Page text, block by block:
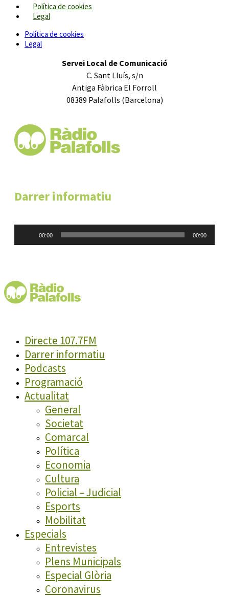
Política de cookies
Legal
Política de cookies
Legal
Servei Local de Comunicació
C. Sant Lluís, s/n
Antiga Fàbrica El Forroll
08389 Palafolls (Barcelona)
Darrer informatiu
00:00 00:00
Directe 107.7FM
Darrer informatiu
Podcasts
Programació
Actualitat
General
Societat
Comarcal
Política
Economia
Cultura
Policial – Judicial
Esports
Mobilitat
Especials
Entrevistes
Plens Municipals
Especial Glòria
Coronavirus